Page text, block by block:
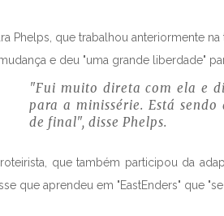
Phelps, que trabalhou anteriormente
e deu "uma grande liberdade"
"Fui muito direta com ela e
para a minissérie. Está
de final", disse Phelps.
que também participou da
que aprendeu em "EastEnders" que